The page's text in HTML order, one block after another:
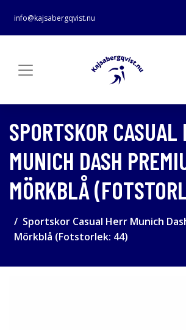
info@kajsabergqvist.nu
SPORTSKOR CASUAL
MUNICH DASH
MÖRKBLÅ
Sportskor Casual Herr Munich
Mörkblå (Fotstorlek: 44)